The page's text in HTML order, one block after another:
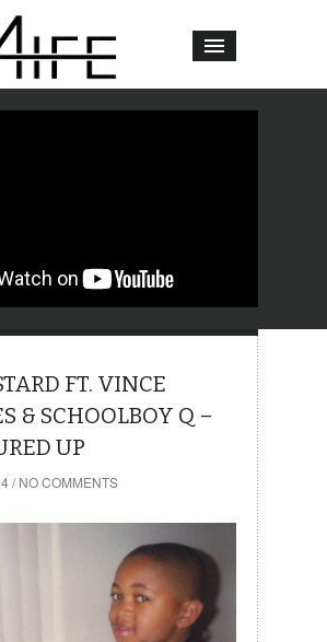
FT. VINCE
& SCHOOLBOY Q –
UP
/ NO COMMENTS